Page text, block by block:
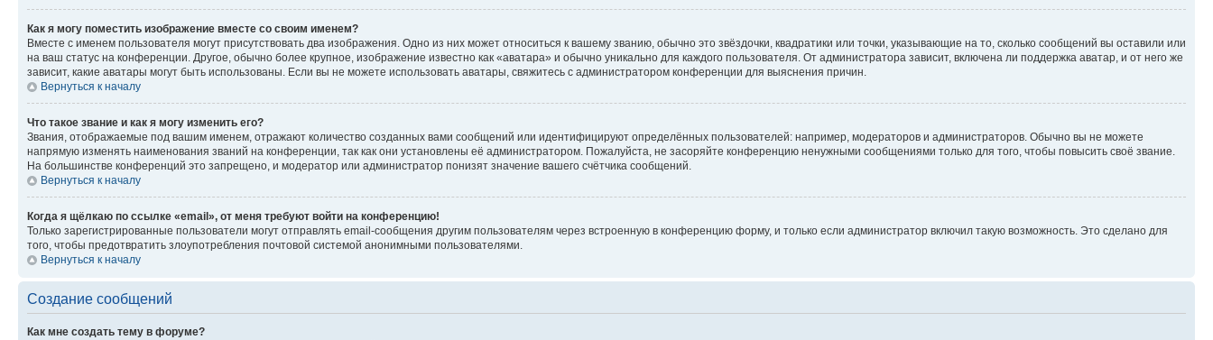
Как я могу поместить изображение вместе со своим именем?
Вместе с именем пользователя могут присутствовать два изображения. Одно из них может относиться к вашему званию, обычно это звёздочки, квадратики или точки, указывающие на то, сколько сообщений вы оставили или
на ваш статус на конференции. Другое, обычно более крупное, изображение известно как «аватара» и обычно уникально для каждого пользователя. От администратора зависит, включена ли поддержка аватар, и от него же
зависит, какие аватары могут быть использованы. Если вы не можете использовать аватары, свяжитесь с администратором конференции для выяснения причин.
Вернуться к началу
Что такое звание и как я могу изменить его?
Звания, отображаемые под вашим именем, отражают количество созданных вами сообщений или идентифицируют определённых пользователей: например, модераторов и администраторов. Обычно вы не можете
напрямую изменять наименования званий на конференции, так как они установлены её администратором. Пожалуйста, не засоряйте конференцию ненужными сообщениями только для того, чтобы повысить своё звание.
На большинстве конференций это запрещено, и модератор или администратор понизят значение вашего счётчика сообщений.
Вернуться к началу
Когда я щёлкаю по ссылке «email», от меня требуют войти на конференцию!
Только зарегистрированные пользователи могут отправлять email-сообщения другим пользователям через встроенную в конференцию форму, и только если администратор включил такую возможность. Это сделано для
того, чтобы предотвратить злоупотребления почтовой системой анонимными пользователями.
Вернуться к началу
Создание сообщений
Как мне создать тему в форуме?